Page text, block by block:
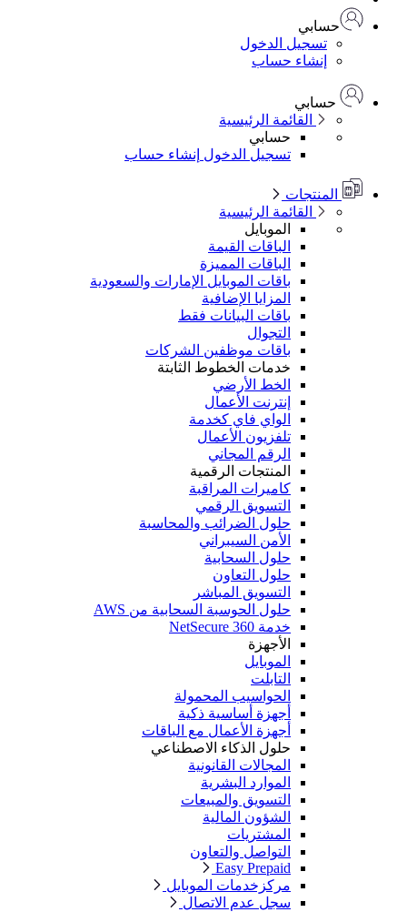
حسابي
تسجيل الدخول
إنشاء حساب
حسابي
القائمة الرئيسية
حسابي
تسجيل الدخول إنشاء حساب
المنتجات
القائمة الرئيسية
الموبايل
الباقات القيمة
الباقات المميزة
باقات الموبايل الإمارات والسعودية
المزايا الإضافية
باقات البيانات فقط
التجوال
باقات موظفين الشركات
خدمات الخطوط الثابتة
الخط الأرضي
إنترنت الأعمال
الواي فاي كخدمة
تلفزيون الأعمال
الرقم المجاني
المنتجات الرقمية
كاميرات المراقبة
التسويق الرقمي
حلول الضرائب والمحاسبة
الأمن السيبراني
حلول السحابية
حلول التعاون
التسويق المباشر
حلول الحوسبة السحابية من AWS
خدمة NetSecure 360
الأجهزة
الموبايل
التابلت
الحواسيب المحمولة
أجهزة أساسية ذكية
أجهزة الأعمال مع الباقات
حلول الذكاء الاصطناعي
المجالات القانونية
الموارد البشرية
التسويق والمبيعات
الشؤون المالية
المشتريات
التواصل والتعاون
Easy Prepaid
مركزخدمات الموبايل
سجل عدم الاتصال